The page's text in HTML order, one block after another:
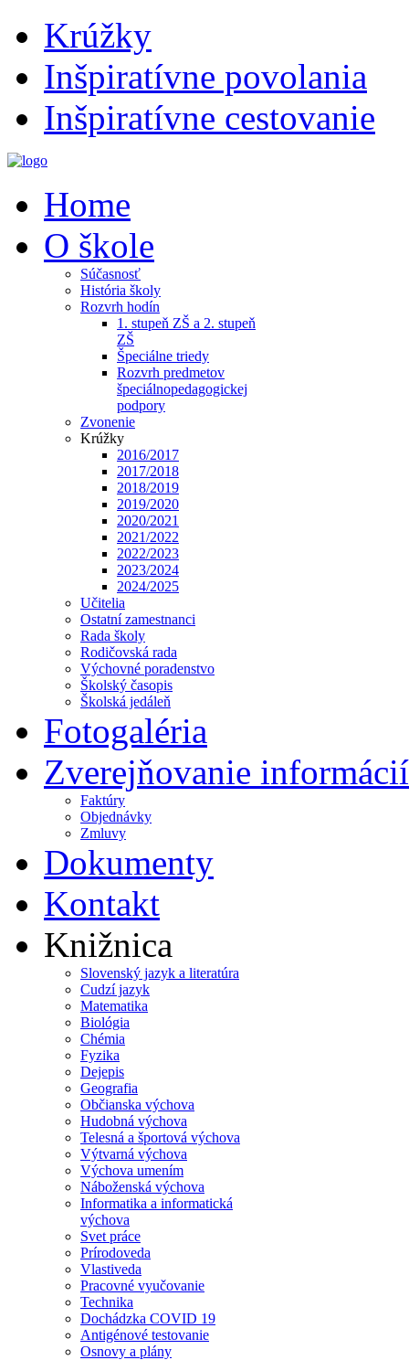
Krúžky
Inšpiratívne povolania
Inšpiratívne cestovanie
Home
O škole
Súčasnosť
História školy
Rozvrh hodín
1. stupeň ZŠ a 2. stupeň
ZŠ
Špeciálne triedy
Rozvrh predmetov
špeciálnopedagogickej
podpory
Zvonenie
Krúžky
2016/2017
2017/2018
2018/2019
2019/2020
2020/2021
2021/2022
2022/2023
2023/2024
2024/2025
Učitelia
Ostatní zamestnanci
Rada školy
Rodičovská rada
Výchovné poradenstvo
Školský časopis
Školská jedáleň
Fotogaléria
Zverejňovanie informácií
Faktúry
Objednávky
Zmluvy
Dokumenty
Kontakt
Knižnica
Slovenský jazyk a literatúra
Cudzí jazyk
Matematika
Biológia
Chémia
Fyzika
Dejepis
Geografia
Občianska výchova
Hudobná výchova
Telesná a športová výchova
Výtvarná výchova
Výchova umením
Náboženská výchova
Informatika a informatická
výchova
Svet práce
Prírodoveda
Vlastiveda
Pracovné vyučovanie
Technika
Dochádzka COVID 19
Antigénové testovanie
Osnovy a plány